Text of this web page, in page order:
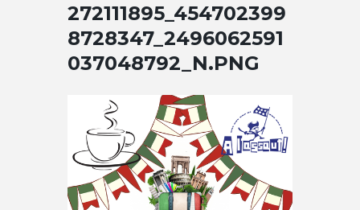
272111895_454702399
8728347_2496062591
037048792_N.PNG